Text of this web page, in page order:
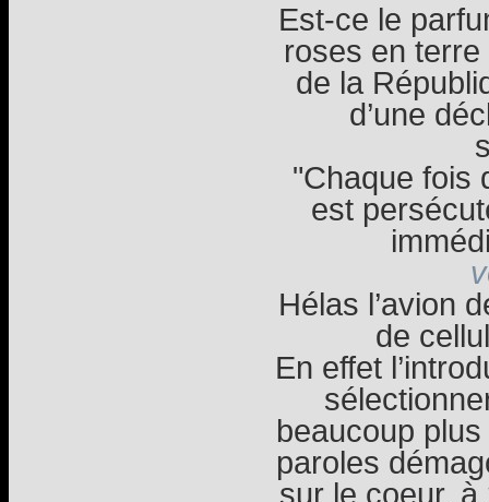
Est-ce le
roses en
de la
d’une
"Chaque fois
est
Hélas l’avion
de
En effet
beaucoup
paroles
sur le coeur,